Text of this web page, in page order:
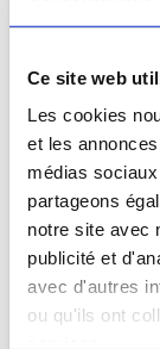
Ce site web
Les cookies
et les
médias
partageons
notre site avec
publicité et
avec d'autres
ou qu'ils ont
Filière sécurité
municipale
Filière sécurité
municipale
Filière sécurité
municipale